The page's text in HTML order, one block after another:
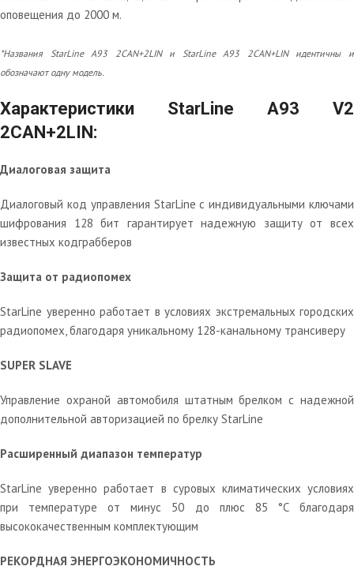
оповещения до 2000 м.
*Названия StarLine A93 2CAN+2LIN и StarLine A93 2CAN+LIN идентичны и
обозначают одну модель.
Характеристики StarLine A93 V2
2CAN+2LIN:
Диалоговая защита
Диалоговый код управления StarLine c индивидуальными ключами
шифрования 128 бит гарантирует надежную защиту от всех
известных кодграбберов
Защита от радиопомех
StarLine уверенно работает в условиях экстремальных городских
радиопомех, благодаря уникальному 128-канальному трансиверу
SUPER SLAVE
Управление охраной автомобиля штатным брелком с надежной
дополнительной авторизацией по брелку StarLine
Расширенный диапазон температур
StarLine уверенно работает в суровых климатических условиях
при температуре от минус 50 до плюс 85 °С благодаря
высококачественным комплектующим
РЕКОРДНАЯ ЭНЕРГОЭКОНОМИЧНОСТЬ